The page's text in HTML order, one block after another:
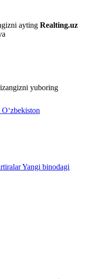
ayting Realting.uz
yuboring
Yangi binodagi